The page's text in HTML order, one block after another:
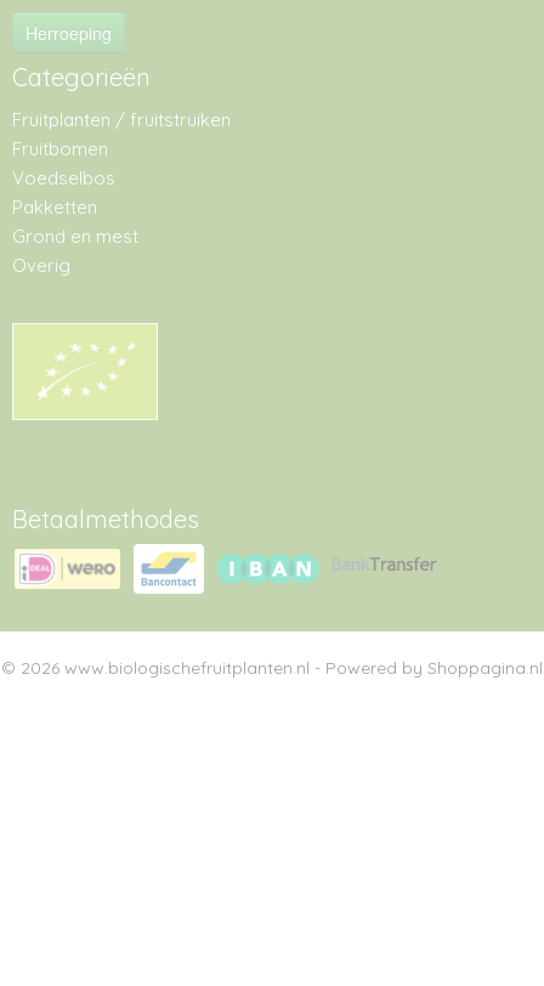
Herroeping
Categorieën
Fruitplanten / fruitstruiken
Fruitbomen
Voedselbos
Pakketten
Grond en mest
Overig
Betaalmethodes
© 2026 www.biologischefruitplanten.nl - Powered by Shoppagina.nl